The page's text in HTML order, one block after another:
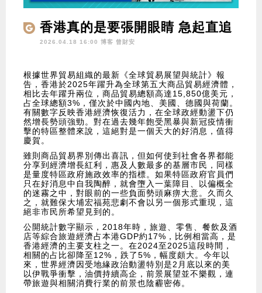
香港真的是要張開眼睛 急起直追
2026.04.18 16:00 博客 曾財安
根據世界貿易組織的最新《全球貿易展望與統計》報
告，香港於2025年躍升為全球第五大商品貿易經濟體，
相比去年躍升兩位，商品貿易總額高達15,850億美元，
占全球總額3%，僅次於中國內地、美國、德國與荷蘭。
有關數字反映香港經濟恢復活力，在全球政經動盪下仍
然增長勢頭強勁。對在過去幾年飽受黑暴與新冠疫情衝
擊的特區整體來說，這絕對是一個天大的好消息，值得
慶賀。
雖則商品貿易界別傳出喜訊，但如何使到社會各界都能
分享到經濟增長紅利，惠及人數最多的基層市民，同樣
是量度特區政府施政效率的指標。如果特區政府官員們
只在好消息中自我陶醉，就會墮入一葉障目、以偏概全
的迷霧之中，對眼前的一些負面勢頭麻痹大意。久而久
之，就難保大埔宏福苑悲劇不會以另一個形式重現，這
絕非市民所希望見到的。
公開統計數字顯示，2018年時，旅遊、零售、餐飲及酒
店等綜合旅遊經濟占本港GDP約17%，比例相當高，是
香港經濟的主要支柱之一。在2024至2025這段時間，
相關的占比卻降至12%，跌了5%，幅度頗大。今年以
來，世界經濟因受地緣政治動盪特別是2月底以來的美
以伊戰爭衝擊，油價持續高企，前景展望並不樂觀，連
帶旅遊與相關消費行業的前景也陰霾密佈。